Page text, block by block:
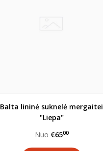
Balta lininė suknelė mergaitei
"Liepa"
Nuo €6500